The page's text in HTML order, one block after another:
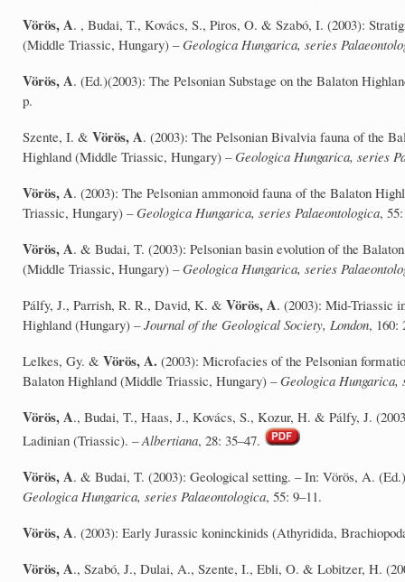
Vörös, A. , Budai, T., Kovács, S., Piros, O. & Szabó, I. (2003):
(Middle Triassic, Hungary) –Geologica Hungarica, series
Vörös, A. (Ed.)(2003): The Pelsonian Substage on the Balaton
p.
Szente, I. & Vörös, A. (2003): The Pelsonian Bivalvia fauna of the
Highland (Middle Triassic, Hungary) –Geologica Hungarica, series
Vörös,A. (2003): The Pelsonian ammonoid fauna of the Balaton
Triassic, Hungary) –Geologica Hungarica, series Palaeontologica,
Vörös, A. & Budai, T. (2003): Pelsonian basin evolution of the
(Middle Triassic, Hungary) –Geologica Hungarica, series
Pálfy, J., Parrish, R. R., David, K. & Vörös, A. (2003): Mid-Triassic
Highland (Hungary) –Journal of the Geological Society, London, 160:
Lelkes, Gy. & Vörös, A. (2003): Microfacies of the Pelsonian
Balaton Highland (Middle Triassic, Hungary) –Geologica Hungarica,
Vörös, A., Budai, T., Haas, J., Kovács, S., Kozur, H. & Pálfy, J.
Ladinian (Triassic). –Albertiana, 28: 35–47.
Vörös, A. & Budai, T. (2003): Geological setting. – In: Vörös, A.
Geologica Hungarica, series Palaeontologica, 55: 9–11.
Vörös, A. (2003): Early Jurassic koninckinids (Athyridida,
Vörös, A., Szabó, J., Dulai, A., Szente, I., Ebli, O. & Lobitzer, H.